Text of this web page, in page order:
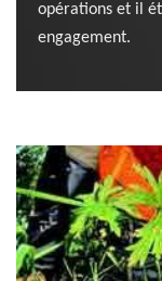
opérations et il
engagement.